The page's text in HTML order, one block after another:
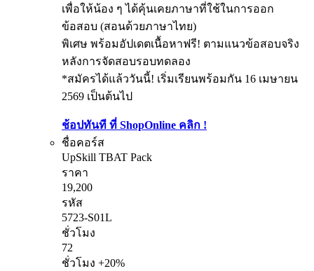
เพื่อให้น้อง ๆ ได้คุ้นเคยภาษาที่ใช้ในการออก
ข้อสอบ (สอนด้วยภาษาไทย)
พิเศษ พร้อมอัปเดตเนื้อหาฟรี! ตามแนวข้อสอบจริง
หลังการจัดสอบรอบทดลอง
*สมัครได้แล้ววันนี้! เริ่มเรียนพร้อมกัน 16 เมษายน
2569 เป็นต้นไป
ช้อปทันที ที่ ShopOnline คลิก !
ชื่อคอร์ส
UpSkill TBAT Pack
ราคา
19,200
รหัส
5723-S01L
ชั่วโมง
72
ชั่วโมง +20%